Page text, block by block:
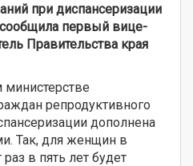
при диспансеризации
первый вице-
Правительства края
репродуктивного
дополнена
Так, для женщин в
в пять лет будет